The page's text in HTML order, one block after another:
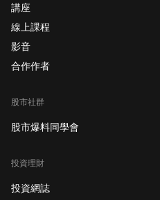
講座
線上課程
影音
合作作者
股市社群
股市爆料同學會
投資理財
投資網誌